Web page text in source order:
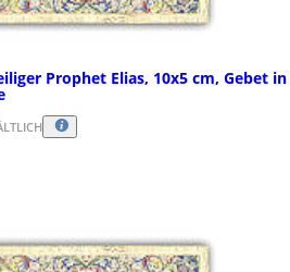
Prophet Elias, 10x5 cm, Gebet in